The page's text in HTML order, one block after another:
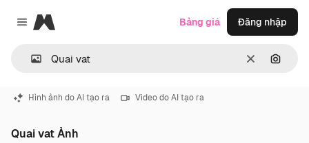
Close menu
Magnific
ThôngTìm
Bảng giá Đăng nhập
Hình ảnh do AI tạo ra Video do AI tạo ra
Quai vat Ảnh